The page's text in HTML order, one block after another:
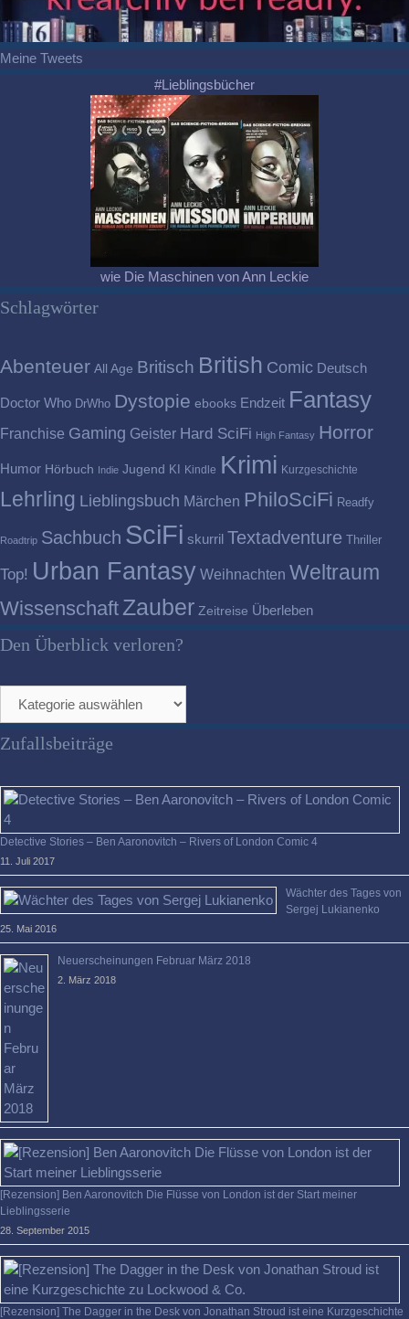
Meine Tweets
#Lieblingsbücher
wie Die Maschinen von Ann Leckie
Schlagwörter
Abenteuer All Age Britisch British Comic Deutsch
Doctor Who DrWho Dystopie ebooks Endzeit Fantasy
Franchise Gaming Geister Hard SciFi High Fantasy Horror
Humor Hörbuch Indie Jugend KI Kindle Krimi Kurzgeschichte
Lehrling Lieblingsbuch Märchen PhiloSciFi Readfy
Roadtrip Sachbuch SciFi skurril Textadventure Thriller
Top! Urban Fantasy Weihnachten Weltraum
Wissenschaft Zauber Zeitreise Überleben
Den Überblick verloren?
Überblick
verloren?
Zufallsbeiträge
Detective Stories – Ben Aaronovitch – Rivers of London Comic 4
11. Juli 2017
Wächter des Tages von
Sergej Lukianenko
25. Mai 2016
Neuerscheinungen Februar März 2018
2. März 2018
[Rezension] Ben Aaronovitch Die Flüsse von London ist der Start meiner
Lieblingsserie
28. September 2015
[Rezension] The Dagger in the Desk von Jonathan Stroud ist eine Kurzgeschichte